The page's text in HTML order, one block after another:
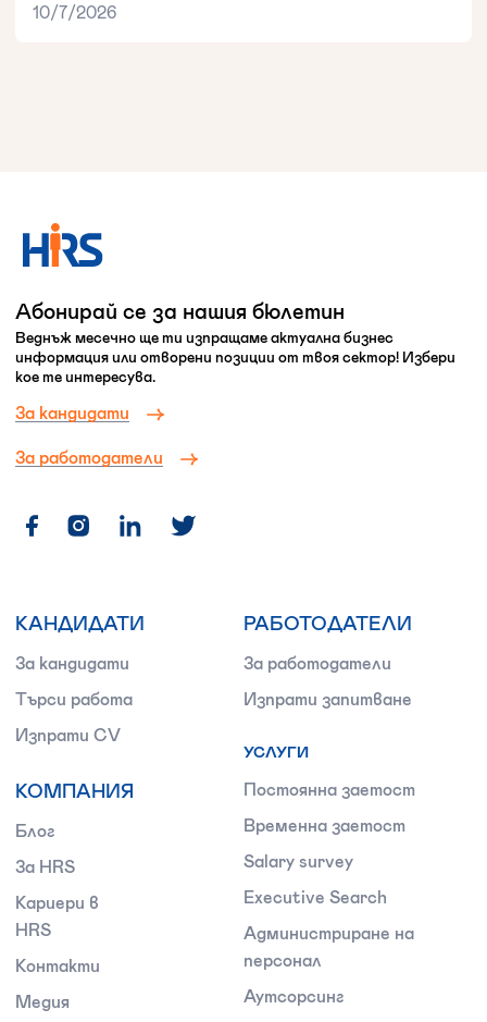
10/7/2026
Абонирай се за нашия бюлетин
Веднъж месечно ще ти изпращаме актуална бизнес
информация или отворени позиции от твоя сектор! Избери
кое те интересува.
За кандидати
За работодатели
КАНДИДАТИ
За кандидати
Търси работа
Изпрати CV
КОМПАНИЯ
Блог
За HRS
Кариери в
HRS
Контакти
Медия
РАБОТОДАТЕЛИ
За работодатели
Изпрати запитване
УСЛУГИ
Постоянна заетост
Временна заетост
Salary survey
Executive Search
Администриране на
персонал
Аутсорсинг